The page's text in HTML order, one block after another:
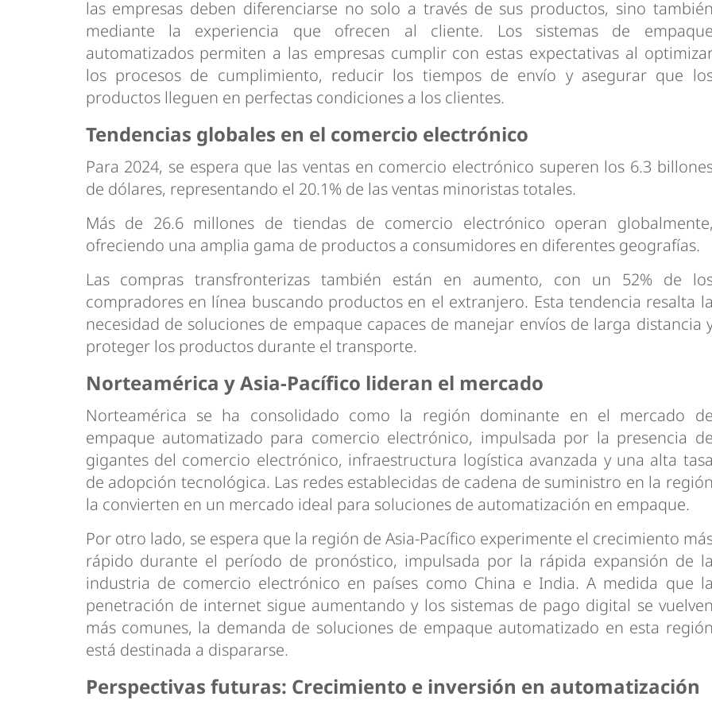
las empresas deben diferenciarse no solo a través de sus productos, sino también
mediante la experiencia que ofrecen al cliente. Los sistemas de empaque
automatizados permiten a las empresas cumplir con estas expectativas al
los procesos de cumplimiento, reducir los tiempos de envío y asegurar que
productos lleguen en perfectas condiciones a los clientes.
Tendencias globales en el comercio electrónico
Para 2024, se espera que las ventas en comercio electrónico superen los 6.3
de dólares, representando el 20.1% de las ventas minoristas totales.
Más de 26.6 millones de tiendas de comercio electrónico operan globalmente,
ofreciendo una amplia gama de productos a consumidores en diferentes geografías.
Las compras transfronterizas también están en aumento, con un 52% de
compradores en línea buscando productos en el extranjero. Esta tendencia resalta la
necesidad de soluciones de empaque capaces de manejar envíos de larga distancia
proteger los productos durante el transporte.
Norteamérica y Asia-Pacífico lideran el mercado
Norteamérica se ha consolidado como la región dominante en el mercado de
empaque automatizado para comercio electrónico, impulsada por la presencia de
gigantes del comercio electrónico, infraestructura logística avanzada y una alta tasa
de adopción tecnológica. Las redes establecidas de cadena de suministro en la región
la convierten en un mercado ideal para soluciones de automatización en empaque.
Por otro lado, se espera que la región de Asia-Pacífico experimente el crecimiento
rápido durante el período de pronóstico, impulsada por la rápida expansión de la
industria de comercio electrónico en países como China e India. A medida que la
penetración de internet sigue aumentando y los sistemas de pago digital se vuelven
más comunes, la demanda de soluciones de empaque automatizado en esta región
está destinada a dispararse.
Perspectivas futuras: Crecimiento e inversión en automatización